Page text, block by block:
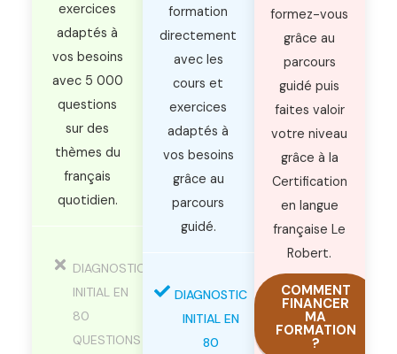
exercices
adaptés à
vos besoins
avec 5 000
questions
sur des
thèmes du
français
quotidien.
DIAGNOSTIC
INITIAL EN
80
QUESTIONS
formation
directement
avec les
cours et
exercices
adaptés à
vos besoins
grâce au
parcours
guidé.
DIAGNOSTIC
INITIAL EN
80
formez-vous
grâce au
parcours
guidé puis
faites valoir
votre niveau
grâce à la
Certification
en langue
française Le
Robert.
COMMENT
FINANCER
MA
FORMATION
?